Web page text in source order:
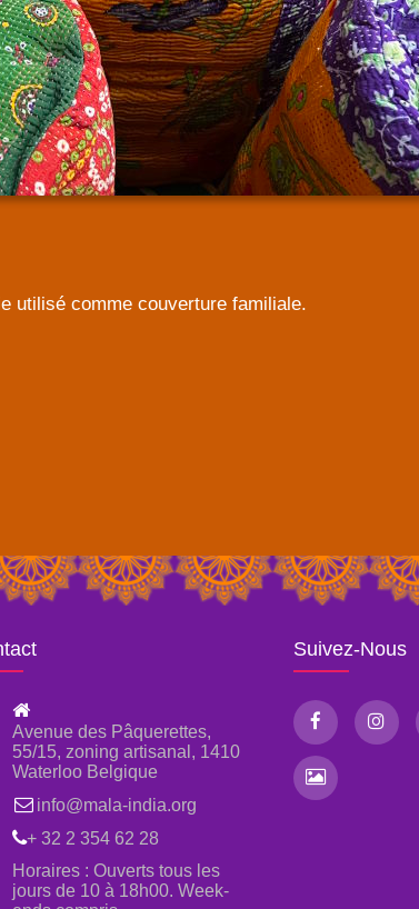
utilisé comme couverture familiale.
Avenue des Pâquerettes,
55/15, zoning artisanal, 1410
Waterloo Belgique
info@mala-india.org
+ 32 2 354 62 28
Horaires : Ouverts tous les
jours de 10 à 18h00. Week-
Suivez-Nous